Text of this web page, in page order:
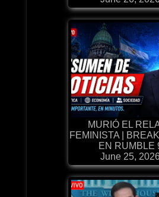
MURIÓ EL
FEMINISTA |
EN RUMBLE
June 25,